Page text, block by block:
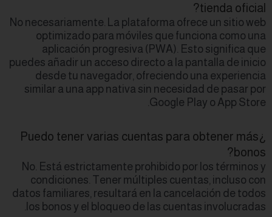
No
optimizado
aplicación
puedes añadir un
desde tu
similar a una
¿Puedo tener
No. Está
condiciones.
datos familiares,
los bonos y el